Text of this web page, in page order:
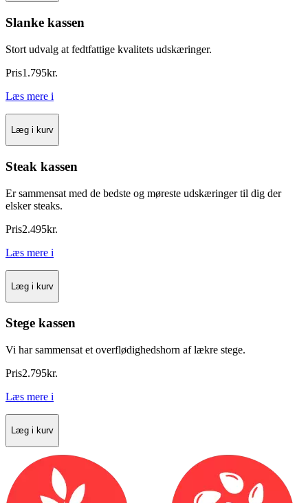
Slanke kassen
Stort udvalg at fedtfattige kvalitets udskæringer.
Pris1.795kr.
Læs mere i
Læg i kurv
Steak kassen
Er sammensat med de bedste og møreste udskæringer til dig der
elsker steaks.
Pris2.495kr.
Læs mere i
Læg i kurv
Stege kassen
Vi har sammensat et overflødighedshorn af lækre stege.
Pris2.795kr.
Læs mere i
Læg i kurv